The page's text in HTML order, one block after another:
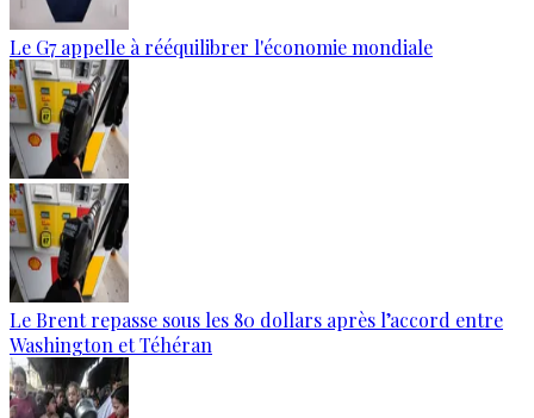
Le G7 appelle à rééquilibrer l'économie mondiale
Le Brent repasse sous les 80 dollars après l’accord entre
Washington et Téhéran